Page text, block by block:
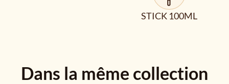
STICK 100ML
Dans la même collection